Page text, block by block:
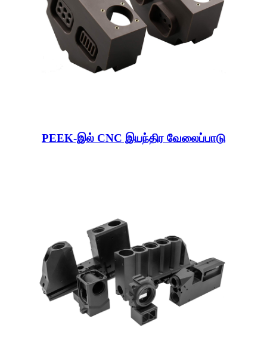
PEEK-இல் CNC இயந்திர வேலைப்பாடு